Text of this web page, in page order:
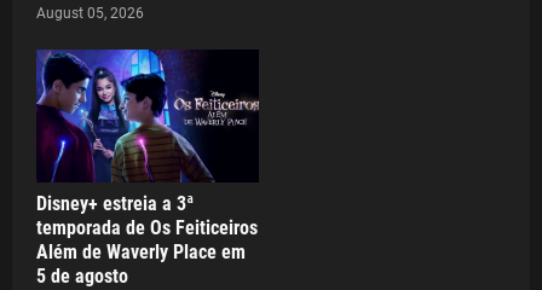
August 05, 2026
Disney+ estreia a 3ª
temporada de Os Feiticeiros
Além de Waverly Place em
5 de agosto